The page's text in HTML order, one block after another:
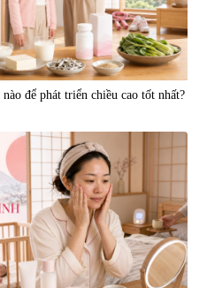
để phát triển chiều cao tốt nhất?